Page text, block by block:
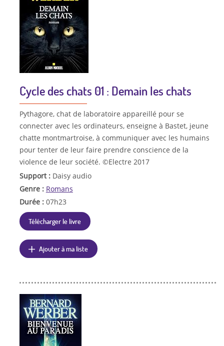
Cycle des chats 01 : Demain les chats
Pythagore, chat de laboratoire appareillé pour se
connecter avec les ordinateurs, enseigne à Bastet, jeune
chatte montmartroise, à communiquer avec les humains
pour tenter de leur faire prendre conscience de la
violence de leur société. ©Electre 2017
Support : Daisy audio
Genre : Romans
Durée : 07h23
Télécharger le livre
Ajouter à ma liste